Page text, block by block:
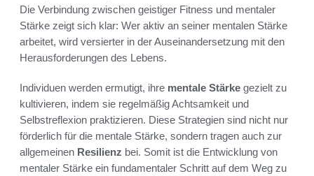
Die Verbindung zwischen geistiger Fitness und mentaler
Stärke zeigt sich klar: Wer aktiv an seiner mentalen Stärke
arbeitet, wird versierter in der Auseinandersetzung mit den
Herausforderungen des Lebens.
Individuen werden ermutigt, ihre mentale Stärke gezielt zu
kultivieren, indem sie regelmäßig Achtsamkeit und
Selbstreflexion praktizieren. Diese Strategien sind nicht nur
förderlich für die mentale Stärke, sondern tragen auch zur
allgemeinen Resilienz bei. Somit ist die Entwicklung von
mentaler Stärke ein fundamentaler Schritt auf dem Weg zu